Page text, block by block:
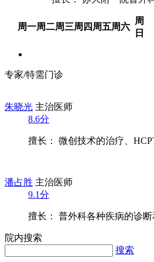
周一周二周三周四 周五周六
周
日
专家/特需门诊
朱晓光 主治医师
8.6分
擅长： 微创技术的治疗、
潘占胜 主治医师
9.1分
擅长： 普外科各种疾病的诊
院内搜索
搜索